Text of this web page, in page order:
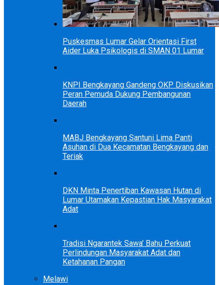
Puskesmas Lumar Gelar Orientasi First
Aider Luka Psikologis di SMAN 01 Lumar
KNPI Bengkayang Gandeng OKP Diskusikan
Peran Pemuda Dukung Pembangunan
Daerah
MABJ Bengkayang Santuni Lima Panti
Asuhan di Dua Kecamatan Bengkayang dan
Teriak
DKN Minta Penertiban Kawasan Hutan di
Lumar Utamakan Kepastian Hak Masyarakat
Adat
Tradisi Ngarantek Sawa’ Bahu Perkuat
Perlindungan Masyarakat Adat dan
Ketahanan Pangan
Melawi